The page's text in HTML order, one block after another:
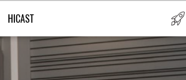
HICAST